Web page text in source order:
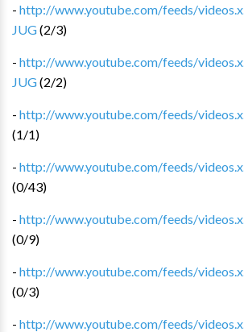
- http://www.youtube.com/feeds/videos.x...
JUG(2/3)
- http://www.youtube.com/feeds/videos.x...
JUG(2/2)
- http://www.youtube.com/feeds/videos.x...
(1/1)
- http://www.youtube.com/feeds/videos.x...
(0/43)
- http://www.youtube.com/feeds/videos.x...
(0/9)
- http://www.youtube.com/feeds/videos.x...
(0/3)
- http://www.youtube.com/feeds/videos.x...